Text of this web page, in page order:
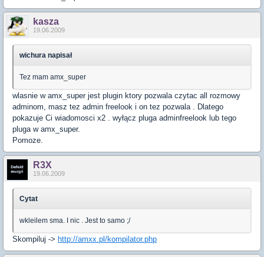
kasza
19.06.2009
wichura napisał
Tez mam amx_super
wlasnie w amx_super jest plugin ktory pozwala czytac all rozmowy
adminom, masz tez admin freelook i on tez pozwala . Dlatego
pokazuje Ci wiadomosci x2 . wyłącz pluga adminfreelook lub tego
pluga w amx_super.
Pomoze.
R3X
19.06.2009
Cytat
wkleilem sma. I nic . Jest to samo ;/
Skompiluj -> http://amxx.pl/kompilator.php